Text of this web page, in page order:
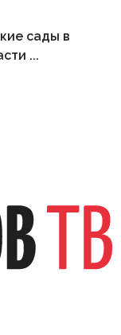
сады в
...